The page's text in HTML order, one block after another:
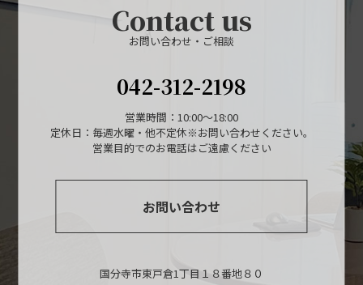
Contact us
お問い合わせ・ご相談
042-312-2198
営業時間：10:00～18:00
定休日：毎週水曜・他不定休※お問い合わせください。
営業目的でのお電話はご遠慮ください
お問い合わせ
国分寺市東戸倉1丁目１８番地８０